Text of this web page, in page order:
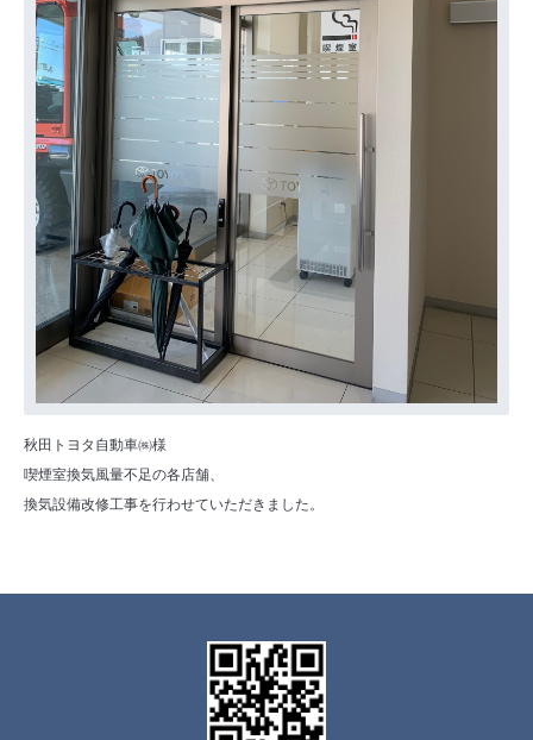
秋田トヨタ自動車㈱様
喫煙室換気風量不足の各店舗、
換気設備改修工事を行わせていただきました。